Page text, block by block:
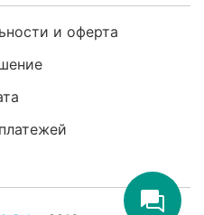
и оферта